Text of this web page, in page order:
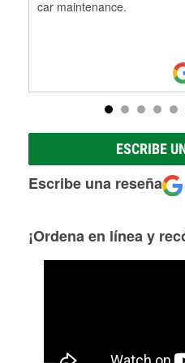
car maintenance.
ESCRIBE
Escribe una reseña
¡Ordena en línea y